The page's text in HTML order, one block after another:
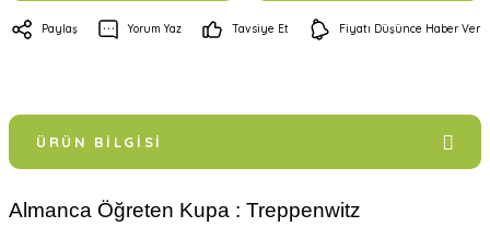
Paylaş Yorum Yaz Tavsiye Et Fiyatı Düşünce Haber Ver
ÜRÜN BILGISI
Almanca Öğreten Kupa : Treppenwitz